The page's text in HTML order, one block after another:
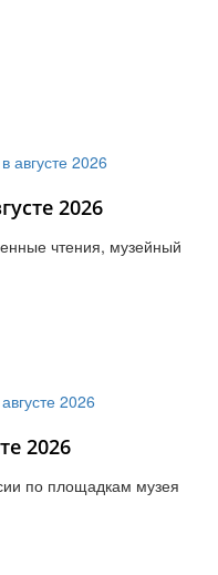
2026
чтения, музейный
2026
по площадкам музея